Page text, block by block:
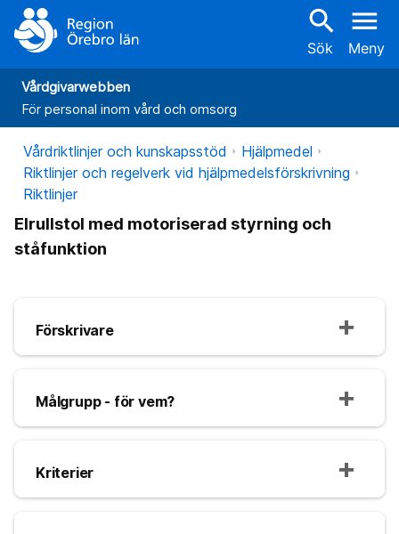
search
Sök
menu
Meny
Vårdgivarwebben
För personal inom vård och omsorg
Vårdriktlinjer och kunskapsstöd
Hjälpmedel
Riktlinjer och regelverk vid hjälpmedelsförskrivning
Riktlinjer
Elrullstol med motoriserad styrning och
ståfunktion
Förskrivare
Målgrupp - för vem?
Kriterier